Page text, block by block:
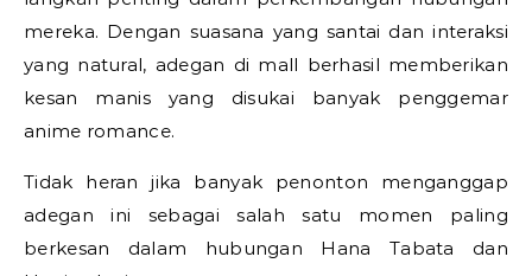
mereka. Dengan suasana yang santai dan interaksi
yang natural, adegan di mall berhasil memberikan
kesan manis yang disukai banyak penggemar
anime romance.
Tidak heran jika banyak penonton menganggap
adegan ini sebagai salah satu momen paling
berkesan dalam hubungan Hana Tabata dan